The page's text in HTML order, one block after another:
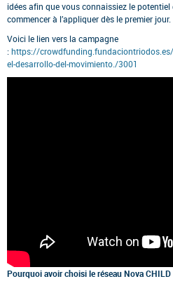
idées afin que vous connaissiez le potentiel
commencer à l’appliquer dès le premier jour.
Voici le lien vers la campagne
:https://
el-desarrollo-del-movimiento./3001
Pourquoi avoir choisi le réseau Nova CHILD